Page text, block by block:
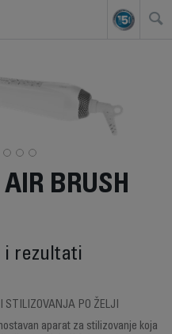
BRUSH
i rezultati
STILIZOVANJA PO ŽELJI
aparat za stilizovanje koja